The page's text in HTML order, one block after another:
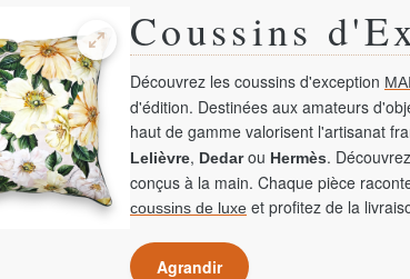
Coussins
Découvrez les coussins d'exception
d'édition. Destinées aux amateurs
haut de gamme valorisent l'artisanat
Lelièvre, Dedarou Hermès.
conçus à la main. Chaque pièce
coussins de luxe et profitez de la
Agrandir